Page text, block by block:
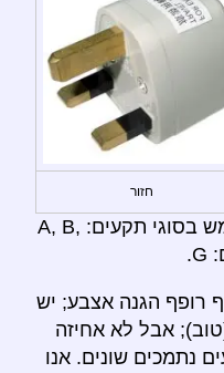
חזור
מתאם זה מאפשר לך להשתמש בסוגי תקעים: A, B,
רופף הגנה אצבע; יש
אבל לא אחיזה
נתמכים שונים. אנו